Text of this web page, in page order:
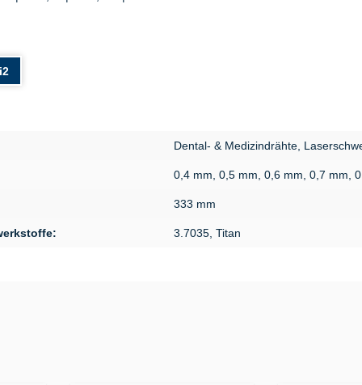
Dental- & Medizindrähte,
0,4 mm, 0,5 mm, 0,6 mm, 0,7 mm,
333 mm
3.7035, Titan